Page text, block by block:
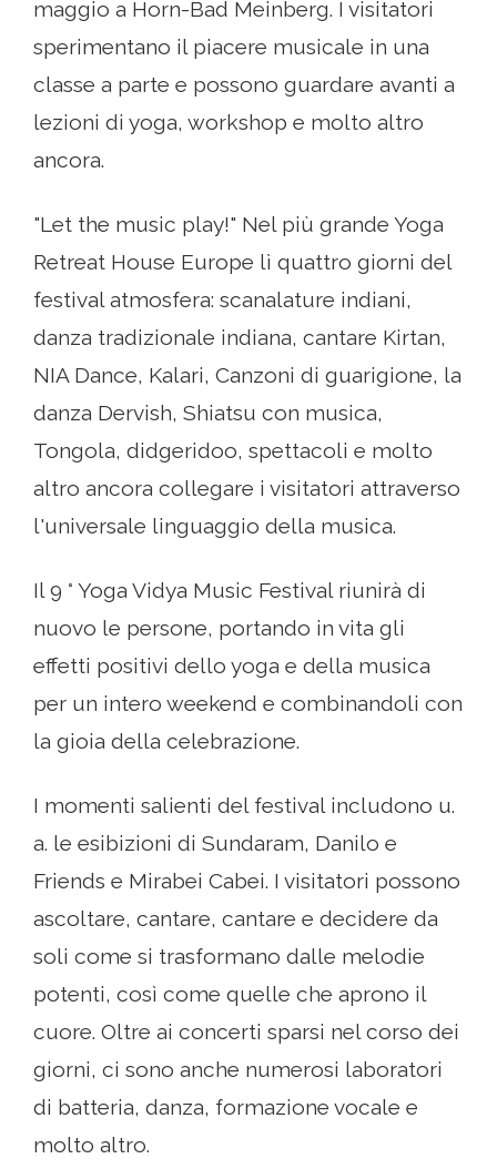
maggio a Horn-Bad Meinberg. I visitatori
sperimentano il piacere musicale in una
classe a parte e possono guardare avanti a
lezioni di yoga, workshop e molto altro
ancora.
"Let the music play!" Nel più grande Yoga
Retreat House Europe lì quattro giorni del
festival atmosfera: scanalature indiani,
danza tradizionale indiana, cantare Kirtan,
NIA Dance, Kalari, Canzoni di guarigione, la
danza Dervish, Shiatsu con musica,
Tongola, didgeridoo, spettacoli e molto
altro ancora collegare i visitatori attraverso
l'universale linguaggio della musica.
Il 9 ° Yoga Vidya Music Festival riunirà di
nuovo le persone, portando in vita gli
effetti positivi dello yoga e della musica
per un intero weekend e combinandoli con
la gioia della celebrazione.
I momenti salienti del festival includono u.
a. le esibizioni di Sundaram, Danilo e
Friends e Mirabei Cabei. I visitatori possono
ascoltare, cantare, cantare e decidere da
soli come si trasformano dalle melodie
potenti, così come quelle che aprono il
cuore. Oltre ai concerti sparsi nel corso dei
giorni, ci sono anche numerosi laboratori
di batteria, danza, formazione vocale e
molto altro.